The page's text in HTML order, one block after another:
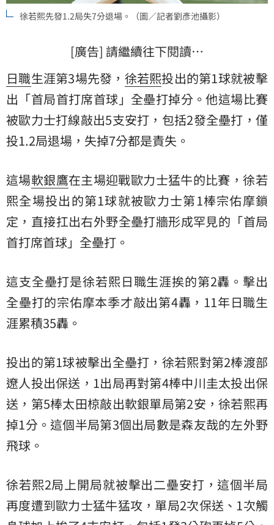
徐若熙先發1.2局失7分退場。（圖／記者劉彥池攝影）
[廣告] 請繼續往下閱讀…
日職生涯第3場先發， 徐若熙投出的第1球就被擊
出「首局首打席首球」全壘打掉分。他這場比賽
被歐力士打線敲出5支安打，包括2發全壘打，僅
投1.2局退場，失掉7分都是責失。
這場軟銀鷹在主場迎戰歐力士猛牛的比賽，徐若
熙全場投出的第1球就被歐力士第1棒宗佑摩鎖
定，直接扛出右外野全壘打牆形成罕見的「首局
首打席首球」全壘打。
這支全壘打是徐若熙日職生涯挨的第2轟。擊出
全壘打的宗佑摩本季才敲出第4轟，11年日職生
涯累積35轟。
投出的第1球被擊出全壘打，徐若熙對第2棒渡部
遼人投出保送，1出局再對第4棒中川圭太投出保
送，第5棒太田椋敲出軟銀單局第2安，徐若熙再
掉1分。這個半局第3個出局數是森友哉的左外野
飛球。
徐若熙2局上開局就被擊出二壘安打，這個半局
再度遭到歐力士猛牛猛攻，單局2次保送、1次觸